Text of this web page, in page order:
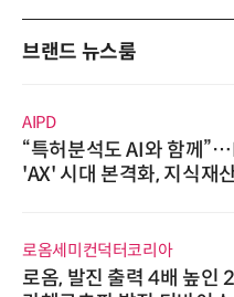
브랜드 뉴스룸
AIPD
“특허분석도 AI와 함께
'AX' 시대 본격화, 지식재
로옴세미컨덕터코리아
로옴, 발진 출력 4배 높인